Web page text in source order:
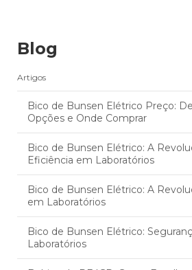
Blog
Artigos
Bico de Bunsen Elétrico Preço:
Opções e Onde Comprar
Bico de Bunsen Elétrico: A
Eficiência em Laboratórios
Bico de Bunsen Elétrico: A
em Laboratórios
Bico de Bunsen Elétrico:
Laboratórios